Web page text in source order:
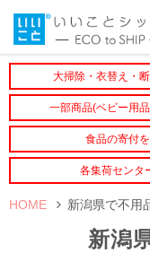
大掃除・衣替え・
一部商品(ベビー用
食品の寄付
各集荷センタ
HOME 新潟県で不用
新潟